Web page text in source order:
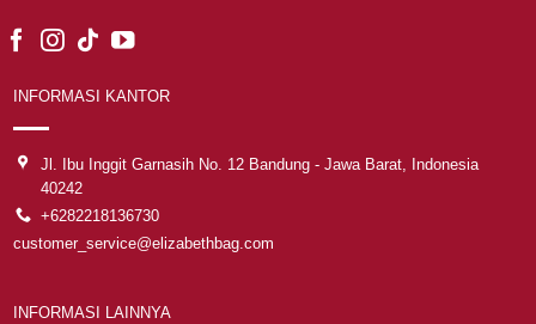
INFORMASI KANTOR
Jl. Ibu Inggit Garnasih No. 12 Bandung - Jawa Barat, Indonesia
40242
+6282218136730
customer_service@elizabethbag.com
INFORMASI LAINNYA